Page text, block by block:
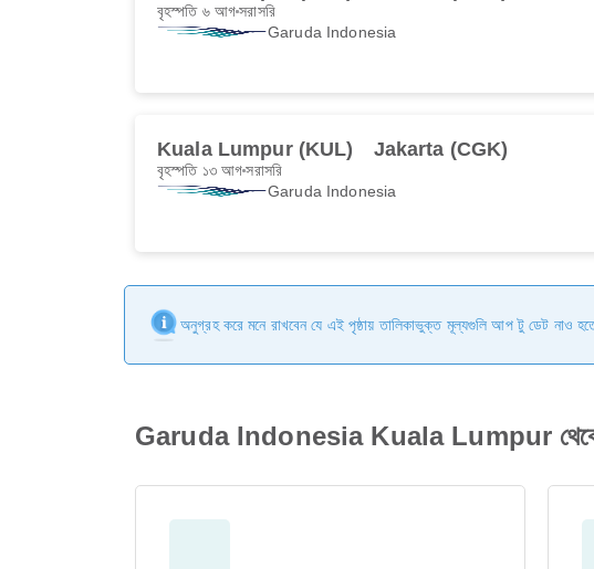
বৃহস্পতি ৬ আগসরাসরি
Garuda Indonesia
Kuala Lumpur (KUL) Jakarta (CGK)
বৃহস্পতি ১৩ আগসরাসরি
Garuda Indonesia
অনুগ্রহ করে মনে রাখবেন যে এই পৃষ্ঠায় তালিকাভুক্ত মূল্যগুলি আপ টু ডেট নাও হতে
Garuda Indonesia Kuala Lumpur থেকে